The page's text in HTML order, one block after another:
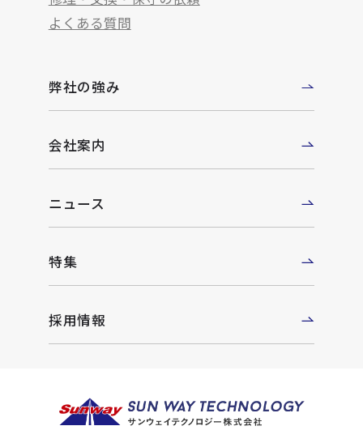
よくある質問
弊社の強み
会社案内
ニュース
特集
採用情報